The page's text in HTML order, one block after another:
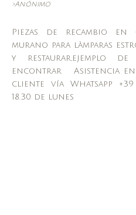
>Anónimo
Piezas de recambio
murano para làmparas
y restaurar,ejemplo
encontrar Asistencia en
cliente vía Whatsapp +39
18.30 de lunes